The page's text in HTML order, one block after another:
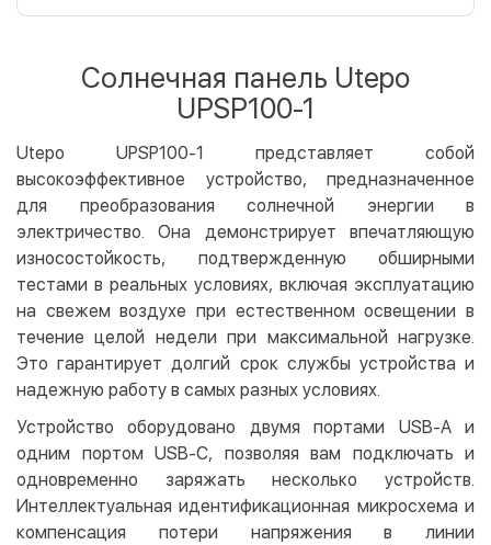
LiqPay
Google Pay
Безналичный расчет
Оплата на карту юр.лица
Оплата на счет юр.лица
Бесплатно
Мгновенная рассрочка (Приватбанк)
Оплата частями (Приватбанк)
Покупка частями (Монобанк)
Солнечная панель Utepo
UPSP100-1
Utepo UPSP100-1 представляет собой
высокоэффективное устройство, предназначенное
для преобразования солнечной энергии в
электричество. Она демонстрирует впечатляющую
износостойкость, подтвержденную обширными
тестами в реальных условиях, включая эксплуатацию
на свежем воздухе при естественном освещении в
течение целой недели при максимальной нагрузке.
Это гарантирует долгий срок службы устройства и
надежную работу в самых разных условиях.
Устройство оборудовано двумя портами USB-A и
одним портом USB-C, позволяя вам подключать и
одновременно заряжать несколько устройств.
Интеллектуальная идентификационная микросхема и
компенсация потери напряжения в линии